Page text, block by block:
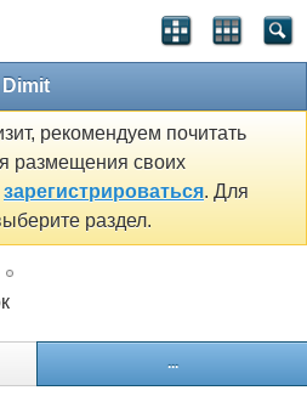
рекомендуем почитать
размещения своих
зарегистрироваться. Для
раздел.
...